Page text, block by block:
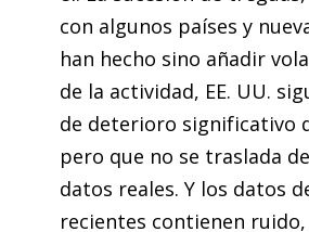
con algunos países y
han hecho sino añadir
de la actividad, EE. UU.
de deterioro significativo
pero que no se traslada
datos reales. Y los datos
recientes contienen